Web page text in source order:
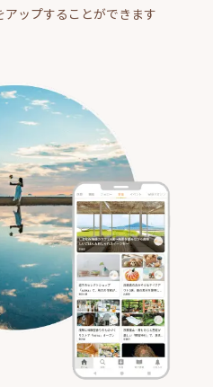
ップすることができます